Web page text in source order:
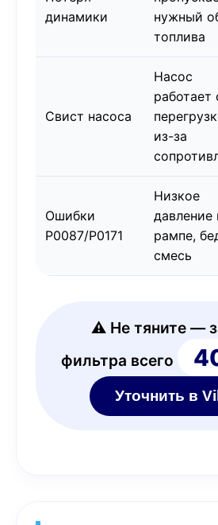
динамики
нужный
топлива
Свист насоса
Насос
работает
из-за
Ошибки
P0087/P0171
Низкое
давление
рампе,
смесь
⚠️ Не тяните —
фильтра всего
Уточнить в